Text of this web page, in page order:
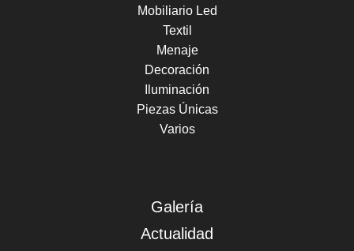
Mobiliario Led
Textil
Menaje
Decoración
Iluminación
Piezas Únicas
Varios
Galería
Actualidad